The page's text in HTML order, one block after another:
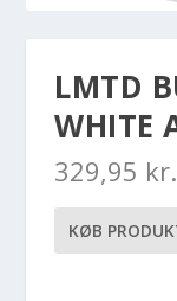
LMTD
WHITE
329,95 kr.
KØB